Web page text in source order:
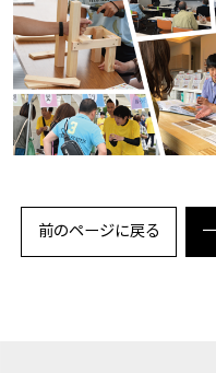
前のページに戻る